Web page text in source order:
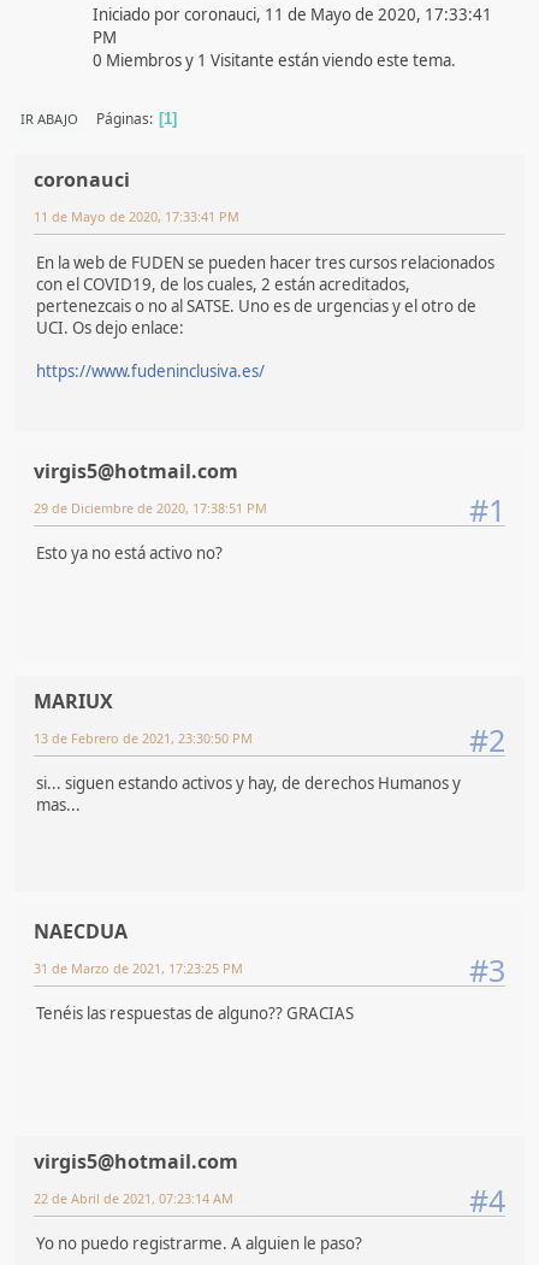
Iniciado por coronauci, 11 de Mayo de 2020, 17:33:41
PM
0 Miembros y 1 Visitante están viendo este tema.
IR ABAJO Páginas 1
coronauci
11 de Mayo de 2020, 17:33:41 PM
En la web de FUDEN se pueden hacer tres cursos relacionados
con el COVID19, de los cuales, 2 están acreditados,
pertenezcais o no al SATSE. Uno es de urgencias y el otro de
UCI. Os dejo enlace:
https://www.fudeninclusiva.es/
virgis5@hotmail.com
#1
29 de Diciembre de 2020, 17:38:51 PM
Esto ya no está activo no?
MARIUX
#2
13 de Febrero de 2021, 23:30:50 PM
si... siguen estando activos y hay, de derechos Humanos y
mas...
NAECDUA
#3
31 de Marzo de 2021, 17:23:25 PM
Tenéis las respuestas de alguno?? GRACIAS
virgis5@hotmail.com
#4
22 de Abril de 2021, 07:23:14 AM
Yo no puedo registrarme. A alguien le paso?